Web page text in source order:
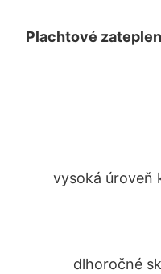
Plachtové
vysoká úroveň
dlhoročné